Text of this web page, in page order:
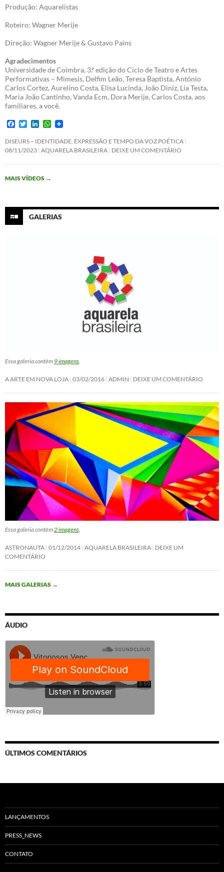
Produção: Aquarelistas
Roteiro: Wagner Merije
Direção: Wagner Merije & Gustavo Pains
Agradecimentos
Universidade de Coimbra, 3.ª edição do Ciclo de Teatro e Artes
Performativas – Mimesis, Delfim Leão, Teresa Baptista, António
Carlos Cortez, Aurelino Costa, Elisa Lucinda, João Diniz, Lia Testa,
Maria João Cantinho, Vanda Ecm, Dora Merije, Carlos Costa, aos
familiares, a você.
F
c
e
o
k
T
i
t
e
n
k
d
n
W
a
t
A
DISEURS – IDENTIDADE, EXPRESSÃO E TEMPO DA VOZ POÉTICA
08/11/2023 AQUARELA BRASILEIRA DEIXE UM COMENTÁRIO
MAIS VÍDEOS →
GALERIAS
Essa galeria contém 9 imagens.
A ARTE EM NOVA LOJA 03/02/2016 ADMIN DEIXE UM COMENTÁRIO
Essa galeria contém2 imagens.
ASTRONAUTA 01/12/2014 AQUARELA BRASILEIRA DEIXE UM
COMENTÁRIO
MAIS GALERIAS →
ÁUDIO
ÚLTIMOS COMENTÁRIOS
LANÇAMENTOS
PRESS_NEWS
CONTATO